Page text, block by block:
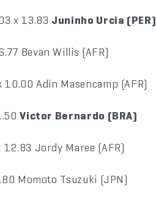
x 13.83 Juninho Urcia (PER)
Bevan Willis (AFR)
10.00 Adin Masencamp (AFR)
Victor Bernardo (BRA)
12.83 Jordy Maree (AFR)
Momoto Tsuzuki (JPN)